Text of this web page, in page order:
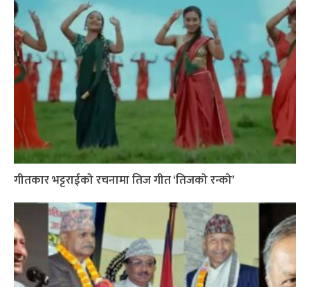
गीतकार भट्टराईको रचनामा तिज गीत ‘तिजको रन्को’